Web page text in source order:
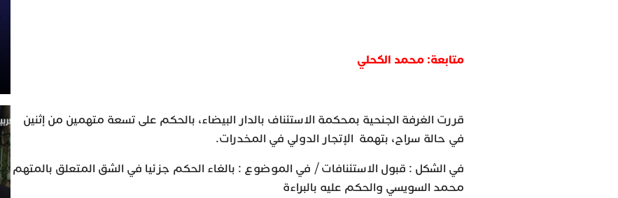
متابعة: محمد الكحلي
قررت الغرفة الجنحية بمحكمة الاستئناف بالدار البيضاء، بالحكم على تسعة متهمين من إثنين
في حالة سراح، بتهمة الإتجار الدولي في المخدرات.
في الشكل : قبول الاستئنافات / في الموضوع : بالغاء الحكم جزئيا في الشق المتعلق بالمتهم
محمد السويسي والحكم عليه بالبراءة